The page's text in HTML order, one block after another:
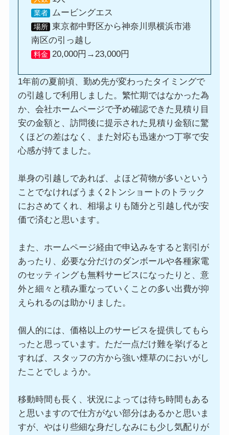
業者 ムービングエス
場所 東京都中野区から神奈川県横浜市港
南区の引っ越し
料金 20,000円→23,000円
1年前の夏前頃、勤め先が変わったタイミングで
の引越しで利用しました。繁忙期ではなかった為
か、会社ホームページで予め確認できた見積り目
安の金額と、訪問後に提示された見積り金額に驚
くほどの差はなく、また対応も迅速かつ丁寧で安
心感が持てました。
単身の引越しであれば、よほど荷物が多いという
ことでなければうまく2トンショートのトラック
におさめてくれ、相場よりも随分と引越し代が安
価で済むと思います。
また、ホームページ経由で申込みをすると割引が
あったり、必要な分だけのダンボールや各種家電
のセッティングも無料サービスになったりと、意
外と細々と積み重なっていくことの多い出費が抑
えられるのは助かりました。
個人的には、価格以上のサービスを提供してもら
ったと思っています。ただ一点だけ難を挙げると
すれば、スタッフの方から強い煙草のにおいがし
たことでしょうか。
移動時間も長く、状況によっては待ち時間もある
と思いますので仕方がない部分はあるかと思いま
すが、やはり些細な身だしなみにも少し気配りが